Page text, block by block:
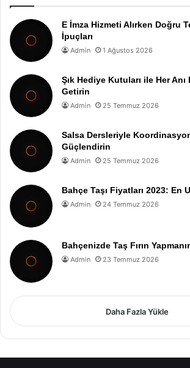
E İmza Hizmeti Alırken Doğru
İpuçları
Admin 1 Ağustos 2026
Şık Hediye Kutuları ile Her
Getirin
Admin 25 Temmuz 2026
Salsa Dersleriyle
Güçlendirin
Admin 25 Temmuz 2026
Bahçe Taşı Fiyatları 2023: En
Admin 24 Temmuz 2026
Bahçenizde Taş Fırın
Admin 23 Temmuz 2026
Daha Fazla Yükle